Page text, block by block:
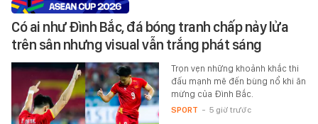
Có ai như Đình Bắc, đá bóng tranh chấp nảy lửa
trên sân nhưng visual vẫn trắng phát sáng
Trọn vẹn những khoảnh khắc thi
đấu mạnh mẽ đến bùng nổ khi ăn
mừng của Đình Bắc.
SPORT - 5 giờ trước